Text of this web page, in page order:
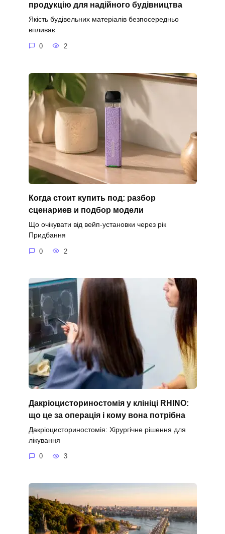
продукцію для надійного будівництва
Якість будівельних матеріалів безпосередньо
впливає
0 2
Когда стоит купить под: разбор
сценариев и подбор модели
Що очікувати від вейп-установки через рік
Придбання
0 2
Дакріоцисториностомія у клініці RHINO:
що це за операція і кому вона потрібна
Дакріоцисториностомія: Хірургічне рішення для
лікування
0 3